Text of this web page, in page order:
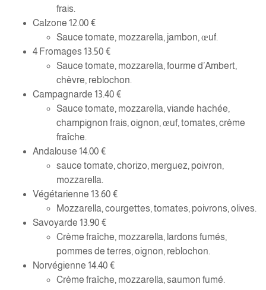
frais.
Calzone 12.00 €
Sauce tomate, mozzarella, jambon, œuf.
4 Fromages 13.50 €
Sauce tomate, mozzarella, fourme d’Ambert,
chèvre, reblochon.
Campagnarde 13.40 €
Sauce tomate, mozzarella, viande hachée,
champignon frais, oignon, œuf, tomates, crème
fraîche.
Andalouse 14.00 €
sauce tomate, chorizo, merguez, poivron,
mozzarella.
Végétarienne 13.60 €
Mozzarella, courgettes, tomates, poivrons, olives.
Savoyarde 13.90 €
Crème fraîche, mozzarella, lardons fumés,
pommes de terres, oignon, reblochon.
Norvégienne 14.40 €
Crème fraîche, mozzarella, saumon fumé.